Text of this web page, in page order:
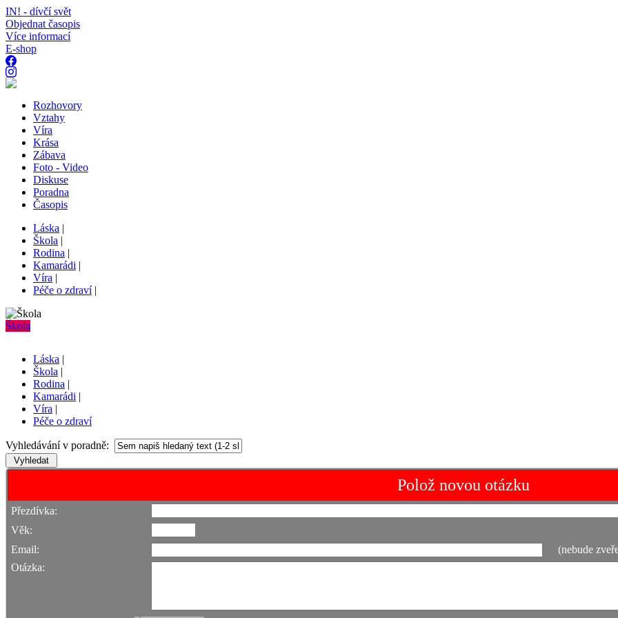
IN! - dívčí svět
Objednat časopis
Více informací
E-shop
Rozhovory
Vztahy
Víra
Krása
Zábava
Foto - Video
Diskuse
Poradna
Časopis
Láska |
Škola |
Rodina |
Kamarádi |
Víra |
Péče o zdraví|
Škola
Láska |
Škola |
Rodina |
Kamarádi |
Víra |
Péče o zdraví
Vyhledávání v poradně:
Polož novou otázku
Přezdívka:
Věk:
Email:
(nebude
Otázka: